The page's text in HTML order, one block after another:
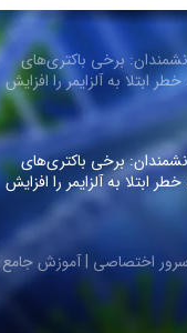
برخی باکتری‌های
ابتلا به آلزایمر را افزایش
اختصاصی | آموزش جامع
سرور اختصاصی | آموزش جامع